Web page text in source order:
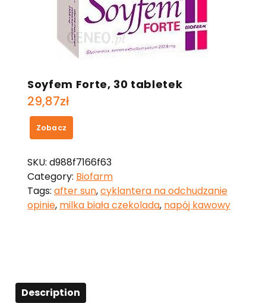
Soyfem Forte, 30 tabletek
29,87zł
Zobacz
SKU: d988f7166f63
Category: Biofarm
Tags: after sun,cyklantera na odchudzanie
opinie, milka biała czekolada, napój kawowy
Description